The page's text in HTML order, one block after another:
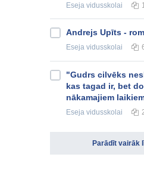
Eseja vidusskolai 1
Andrejs Upīts -
Eseja vidusskolai
"Gudrs cilvēks
kas tagad ir, bet
nākamajiem
Eseja vidusskolai
Parādīt vairāk